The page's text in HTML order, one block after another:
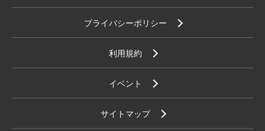
プライバシーポリシー
利用規約
イベント
サイトマップ